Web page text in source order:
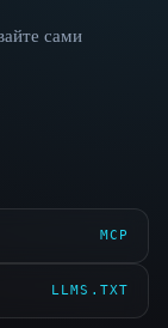
сами
MCP
LLMS.TXT